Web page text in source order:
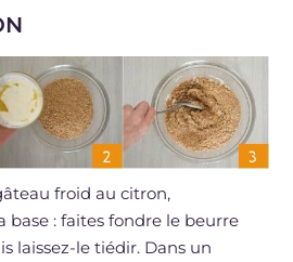
froid au citron,
base : faites fondre le beurre
laissez-le tiédir. Dans un